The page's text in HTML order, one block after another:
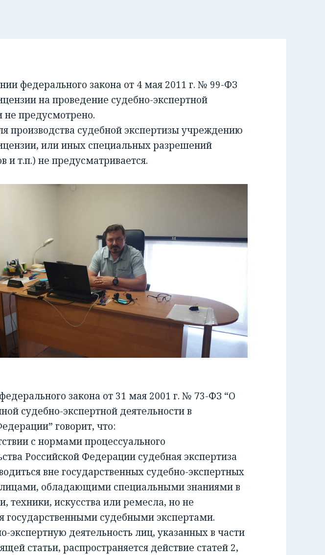
федерального закона от 4 мая 2011 г. № 99-ФЗ
на проведение судебно-экспертной
не предусмотрено.
производства судебной экспертизы учреждению
или иных специальных разрешений
и т.п.) не предусматривается.
закона от 31 мая 2001 г. № 73-ФЗ “О
судебно-экспертной деятельности в
говорит, что:
с нормами процессуального
Российской Федерации судебная экспертиза
вне государственных судебно-экспертных
обладающими специальными знаниями в
техники, искусства или ремесла, но не
государственными судебными экспертами.
деятельность лиц, указанных в части
статьи, распространяется действие статей 2,